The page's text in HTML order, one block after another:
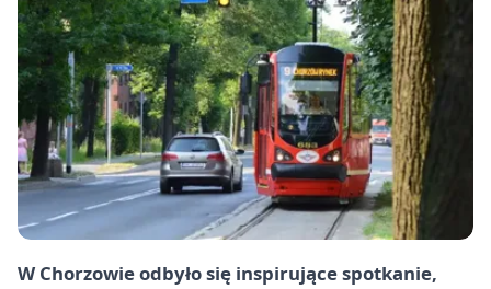
W Chorzowie odbyło się inspirujące spotkanie,